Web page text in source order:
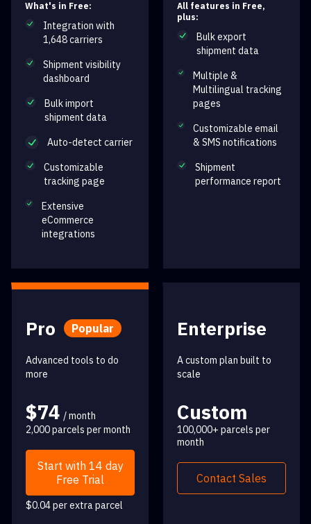
What's in Free:
Integration with
1,648 carriers
Shipment visibility
dashboard
Bulk import
shipment data
Auto-detect carrier
Customizable
tracking page
Extensive
eCommerce
integrations
All features in Free,
plus:
Bulk export
shipment data
Multiple &
Multilingual tracking
pages
Customizable email
& SMS notifications
Shipment
performance report
Pro Popular
Advanced tools to do
more
$74 / month
2,000 parcels per month
Start with 14 day
Free Trial
$0.04 per extra parcel
Enterprise
A custom plan built to
scale
Custom
100,000+ parcels per
month
Contact Sales